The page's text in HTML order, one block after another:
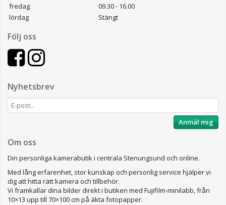
fredag
09.30 - 16.00
lördag
Stängt
Följ oss
Nyhetsbrev
Anmäl mig
Om oss
Din personliga kamerabutik i centrala Stenungsund och online.
Med lång erfarenhet, stor kunskap och personlig service hjälper vi
dig att hitta rätt kamera och tillbehör.
Vi framkallar dina bilder direkt i butiken med Fujifilm-minilabb, från
10×13 upp till 70×100 cm på äkta fotopapper.